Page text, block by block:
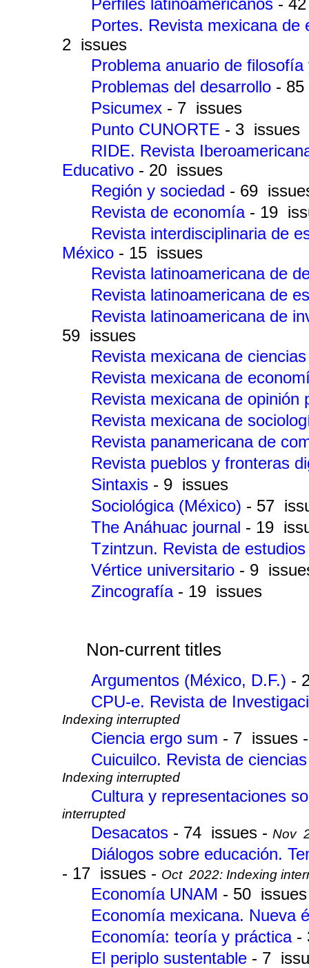
Perfiles latinoamericanos -
Portes. Revista mexicana
2 issues
Problema anuario de
Problemas del desarrollo -
Psicumex - 7 issues
Punto CUNORTE - 3 issues
RIDE. Revista
Educativo - 20 issues
Región y sociedad - 69
Revista de economía - 19
Revista interdisciplinaria de
México - 15 issues
Revista latinoamericana de
Revista latinoamericana de
Revista latinoamericana de
59 issues
Revista mexicana de
Revista mexicana de
Revista mexicana de opinión
Revista mexicana de
Revista panamericana de
Revista pueblos y fronteras
Sintaxis - 9 issues
Sociológica (México) - 57
The Anáhuac journal - 19
Tzintzun. Revista de
Vértice universitario - 9
Zincografía - 19 issues
Non-current titles
Argumentos (México, D.F.) -
CPU-e. Revista de
Indexing interrupted
Ciencia ergo sum - 7 issues
Cuicuilco. Revista de
Indexing interrupted
Cultura y representaciones
interrupted
Desacatos - 74 issues - Nov
Diálogos sobre educación.
- 17 issues - Oct 2022: Indexing
Economía UNAM - 50
Economía mexicana. Nueva
Economía: teoría y práctica -
El periplo sustentable - 7